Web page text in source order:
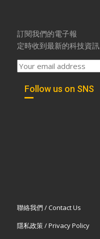
訂閱我們的電子報
定時收到最新的科技資訊
Follow us on SNS
聯絡我們 / Contact Us
隱私政策 / Privacy Policy